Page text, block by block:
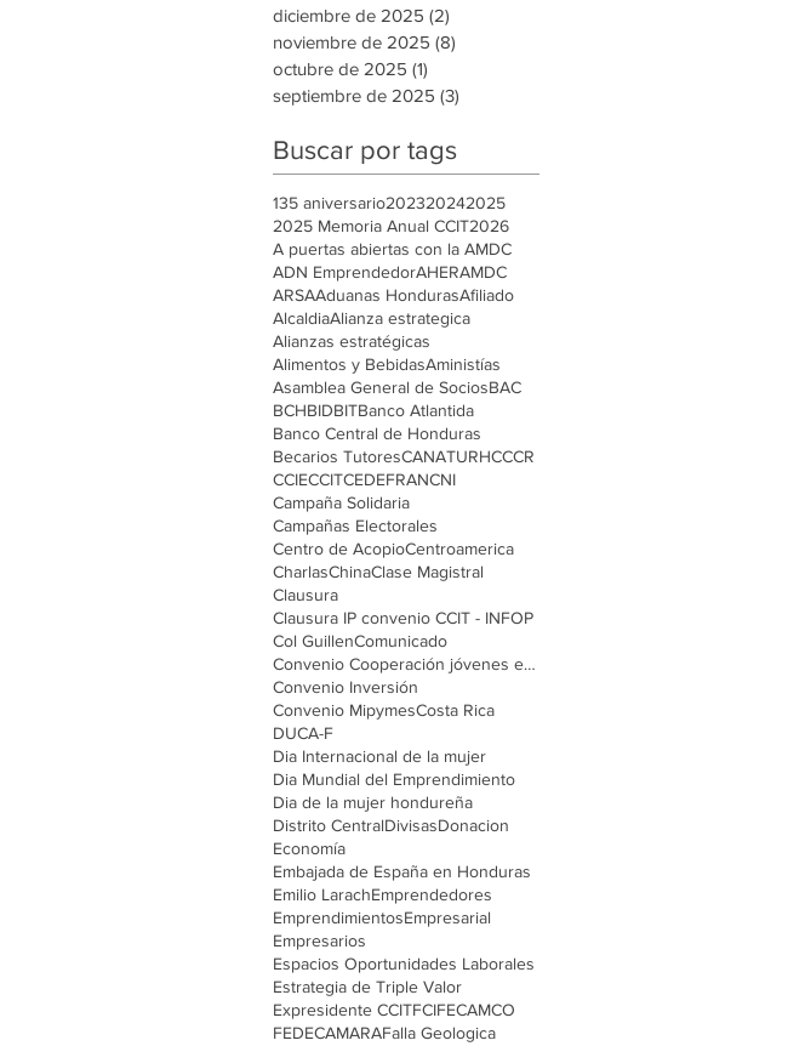
diciembre de 2025 (2)
noviembre de 2025 (8)
octubre de 2025 (1)
septiembre de 2025 (3)
Buscar por tags
135 aniversario202320242025
2025 Memoria Anual CCIT2026
A puertas abiertas con la AMDC
ADN EmprendedorAHERAMDC
ARSAAduanas HondurasAfiliado
AlcaldiaAlianza estrategica
Alianzas estratégicas
Alimentos y BebidasAministías
Asamblea General de SociosBAC
BCHBIDBITBanco Atlantida
Banco Central de Honduras
Becarios TutoresCANATURHCCCR
CCIECCITCEDEFRANCNI
Campaña Solidaria
Campañas Electorales
Centro de AcopioCentroamerica
CharlasChinaClase Magistral
Clausura
Clausura IP convenio CCIT - INFOP
Col GuillenComunicado
Convenio Cooperación jóvenes emprendedores
Convenio Inversión
Convenio MipymesCosta Rica
DUCA-F
Dia Internacional de la mujer
Dia Mundial del Emprendimiento
Dia de la mujer hondureña
Distrito CentralDivisasDonacion
Economía
Embajada de España en Honduras
Emilio LarachEmprendedores
EmprendimientosEmpresarial
Empresarios
Espacios Oportunidades Laborales
Estrategia de Triple Valor
Expresidente CCITFCIFECAMCO
FEDECAMARAFalla Geologica